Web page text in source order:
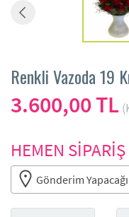
Renkli Vazoda 19
3.600,00 TL
HEMEN SİPARİŞ
Gönderim